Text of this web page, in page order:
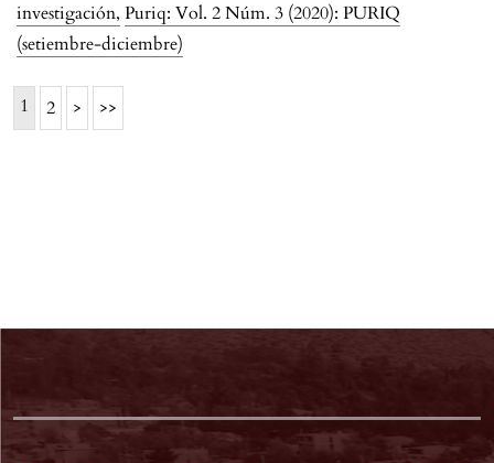
investigación, Puriq: Vol. 2 Núm. 3 (2020): PURIQ
(setiembre-diciembre)
1 2 > >>